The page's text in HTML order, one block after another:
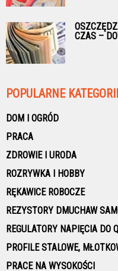
CZAS –
POPULARNE
DOM I OGRÓD
PRACA
ZDROWIE I URODA
ROZRYWKA I HOBBY
RĘKAWICE ROBOCZE
REZYSTORY DMUCHAW
REGULATORY NAPIĘCIA DO
PROFILE STALOWE,
PRACE NA WYSOKOŚCI